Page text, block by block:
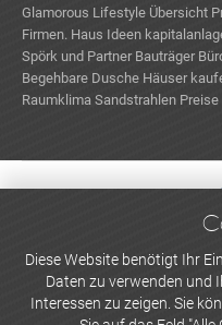
Glamorous Lifestyle Übersicht
Firmen. Haus Ideen
Spörk und Partner Bauträger
Begehbare Dusche Häuser
Raumklima Sandstrahlen Preise
WERBEN
Diese Website benötigt Ihr
Daten zu verwenden und
Interessen zu zeigen. Sie